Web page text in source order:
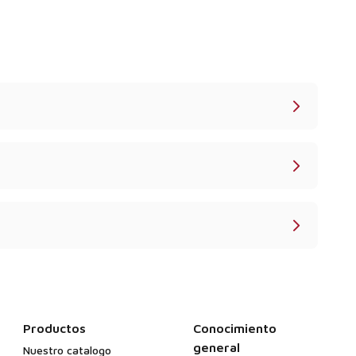
Productos
Nuestro catalogo
Conocimiento
general